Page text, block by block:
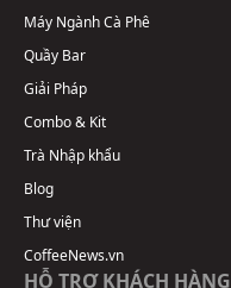
Máy Ngành Cà Phê
Quầy Bar
Giải Pháp
Combo & Kit
Trà Nhập khẩu
Blog
Thư viện
CoffeeNews.vn
HỖ TRỢ KHÁCH HÀNG